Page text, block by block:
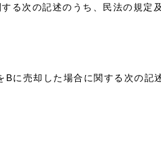
る次の記述のうち、民法の規定
に売却した場合に関する次の記